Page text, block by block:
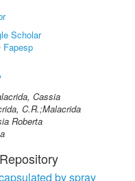
Scholar
Fapesp
Cassia
C.R.;Malacrida
Roberta
by spray